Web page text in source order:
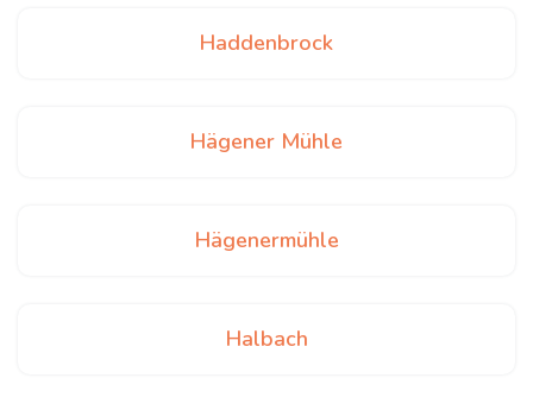
Haddenbrock
Hägener Mühle
Hägenermühle
Halbach